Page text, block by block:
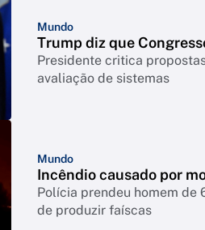
Mundo
Trump diz que
Presidente critica
avaliação de sistemas
Mundo
Incêndio causado por
Polícia prendeu homem de
de produzir faíscas